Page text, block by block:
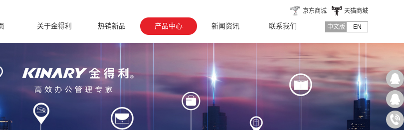
中文版 EN
天猫商城
京东商城
关于金得利 热销新品 产品中心 新闻资讯 联系我们